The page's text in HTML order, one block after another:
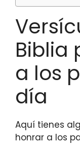
Biblia
a los
día
Aquí tienes
honrar a los